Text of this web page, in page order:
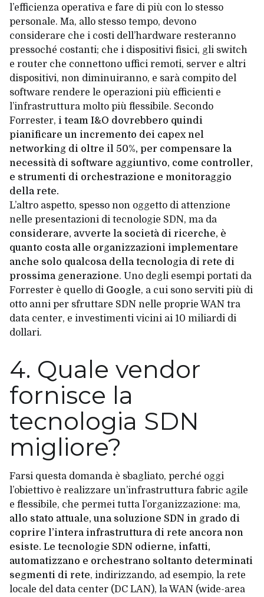
l’efficienza operativa e fare di più con lo stesso
personale. Ma, allo stesso tempo, devono
considerare che i costi dell’hardware resteranno
pressoché costanti; che i dispositivi fisici, gli switch
e router che connettono uffici remoti, server e altri
dispositivi, non diminuiranno, e sarà compito del
software rendere le operazioni più efficienti e
l’infrastruttura molto più flessibile. Secondo
Forrester, i team I&O dovrebbero quindi
pianificare un incremento dei capex nel
networking di oltre il 50%, per compensare la
necessità di software aggiuntivo, come controller,
e strumenti di orchestrazione e monitoraggio
della rete.
L’altro aspetto, spesso non oggetto di attenzione
nelle presentazioni di tecnologie SDN, ma da
considerare, avverte la società di ricerche, è
quanto costa alle organizzazioni implementare
anche solo qualcosa della tecnologia di rete di
prossima generazione. Uno degli esempi portati da
Forrester è quello di Google, a cui sono serviti più di
otto anni per sfruttare SDN nelle proprie WAN tra
data center, e investimenti vicini ai 10 miliardi di
dollari.
4. Quale vendor
fornisce la
tecnologia SDN
migliore?
Farsi questa domanda è sbagliato, perché oggi
l’obiettivo è realizzare un’infrastruttura fabric agile
e flessibile, che permei tutta l’organizzazione: ma,
allo stato attuale, una soluzione SDN in grado di
coprire l’intera infrastruttura di rete ancora non
esiste. Le tecnologie SDN odierne, infatti,
automatizzano e orchestrano soltanto determinati
segmenti di rete, indirizzando, ad esempio, la rete
locale del data center (DC LAN), la WAN (wide-area